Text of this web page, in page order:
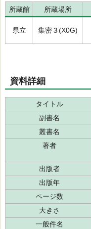
所蔵館 所蔵場所
県立 集密３(X0G)
資料詳細
タイトル
副書名
叢書名
著者
出版者
出版年
ページ数
大きさ
一般件名